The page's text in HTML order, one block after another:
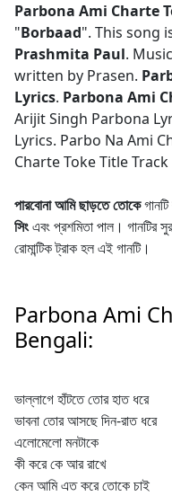
Parbona Ami Charte
"Borbaad". This song
Prashmita Paul.
written by Prasen.
Lyrics. Parbona Ami
Arijit Singh Parbona
Lyrics. Parbo Na Ami
Charte Toke Title Track
পারবোনা আমি ছাড়তে তোকেগানটি
সিংএবং প্রশমিতা পাল। গানটির
রোমান্টিক ট্রাক হল এই গানটি।
Parbona Ami
Bengali:
ভাল্লাগে হাঁটতে তোর হাত ধরে
ভাবনা তোর আসছে দিন-রাত ধরে
এলোমেলো মনটাকে
কী করে কে আর রাখে
কেন আমি এত করে তোকে চাই